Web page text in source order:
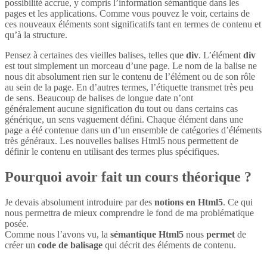
possibilité accrue, y compris l’information sémantique dans les
pages et les applications. Comme vous pouvez le voir, certains de
ces nouveaux éléments sont significatifs tant en termes de contenu et
qu’à la structure.
Pensez à certaines des vieilles balises, telles que div. L’élément div
est tout simplement un morceau d’une page. Le nom de la balise ne
nous dit absolument rien sur le contenu de l’élément ou de son rôle
au sein de la page. En d’autres termes, l’étiquette transmet très peu
de sens. Beaucoup de balises de longue date n’ont
généralement aucune signification du tout ou dans certains cas
générique, un sens vaguement défini. Chaque élément dans une
page a été contenue dans un d’un ensemble de catégories d’éléments
très généraux. Les nouvelles balises Html5 nous permettent de
définir le contenu en utilisant des termes plus spécifiques.
Pourquoi avoir fait un cours théorique ?
Je devais absolument introduire par des notions en Html5. Ce qui
nous permettra de mieux comprendre le fond de ma problématique
posée.
Comme nous l’avons vu, la sémantique Html5 nous permet de
créer un code de balisage qui décrit des éléments de contenu.